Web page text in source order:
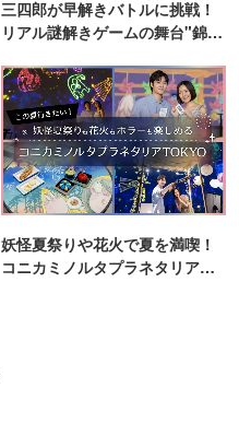
三四郎が早解きバトルに挑戦！
リアル謎解きゲームの舞台"錦糸
妖怪夏祭りや花火で夏を満喫！
コニカミノルタプラネタリア